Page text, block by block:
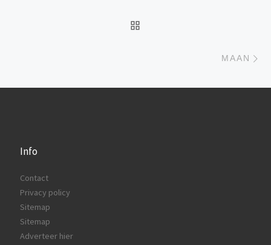
MAAN
Info
Contact
Privacy policy
Sitemap
Sitemap
Adverteer hier